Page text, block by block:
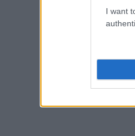
I want